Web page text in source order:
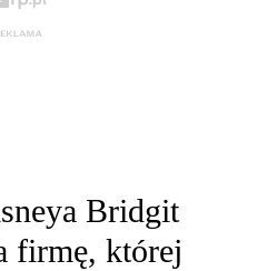
Bridgit
firmę, której